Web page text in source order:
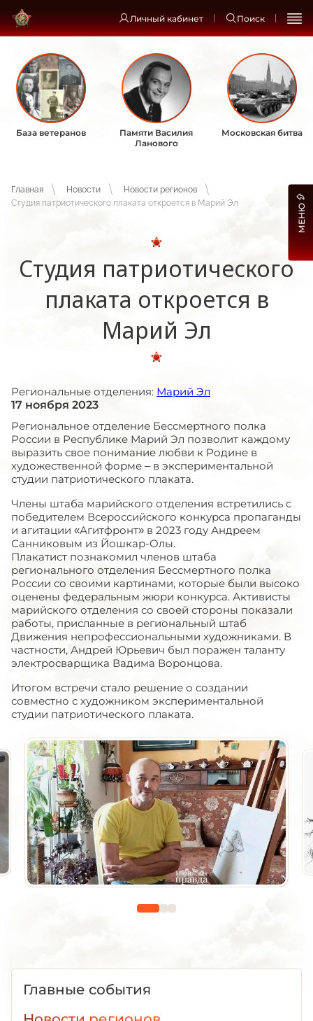
Личный кабинет Поиск
База ветеранов
Памяти Василия
Ланового
Московская битва
Главная Новости
Новости регионов
Студия патриотического плаката откроется в Марий Эл
Студия патриотического
плаката откроется в
Марий Эл
Региональные отделения: Марий Эл
17 ноября 2023
Региональное отделение Бессмертного полка
России в Республике Марий Эл позволит каждому
выразить свое понимание любви к Родине в
художественной форме – в экспериментальной
студии патриотического плаката.
Члены штаба марийского отделения встретились с
победителем Всероссийского конкурса пропаганды
и агитации «Агитфронт» в 2023 году Андреем
Санниковым из Йошкар-Олы.
Плакатист познакомил членов штаба
регионального отделения Бессмертного полка
России со своими картинами, которые были высоко
оценены федеральным жюри конкурса. Активисты
марийского отделения со своей стороны показали
работы, присланные в региональный штаб
Движения непрофессиональными художниками. В
частности, Андрей Юрьевич был поражен таланту
электросварщика Вадима Воронцова.
Итогом встречи стало решение о создании
совместно с художником экспериментальной
студии патриотического плаката.
Главные события
МЕНЮ